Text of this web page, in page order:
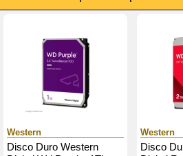
Western
Disco Duro Western
Western
Disco